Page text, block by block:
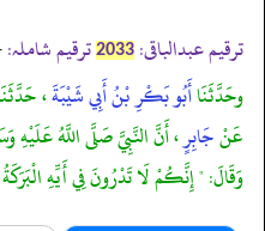
ترقیم عبدالباقی: 2033 ترقیم شاملہ:
وحَدَّثَنَاأَبُو بَكْرِ بْنُ أَبِي شَيْبَةَ،
عَنْجَابِرٍ، أَنَّ النَّبِيَّ صَلَّى اللَّهُ عَلَيْهِ
وَقَالَ: " إِنَّكُمْ لَا تَدْرُونَ فِي أَيِّهِ